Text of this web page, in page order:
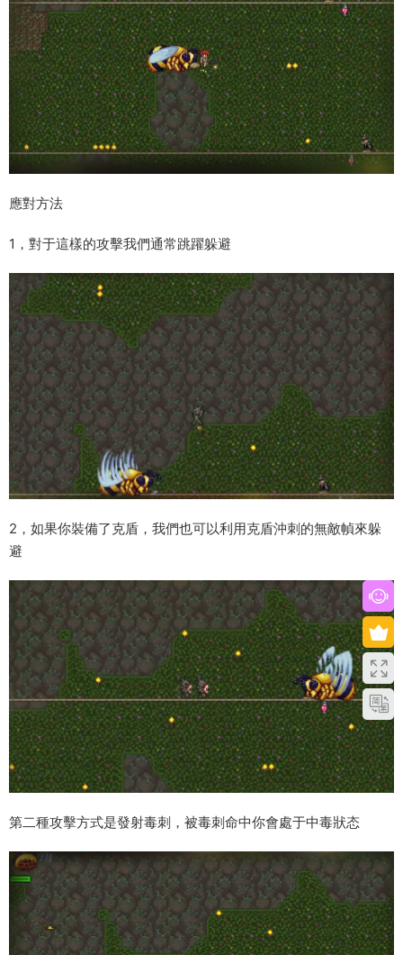
應對方法
1，對于這樣的攻擊我們通常跳躍躲避
2，如果你裝備了克盾，我們也可以利用克盾沖刺的無敵幀來躲
避
第二種攻擊方式是發射毒刺，被毒刺命中你會處于中毒狀态